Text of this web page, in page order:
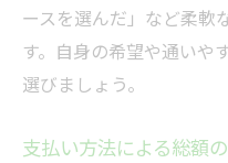
ースを選んだ」など柔軟
す。自身の希望や通いや
選びましょう。
支払い方法による総額